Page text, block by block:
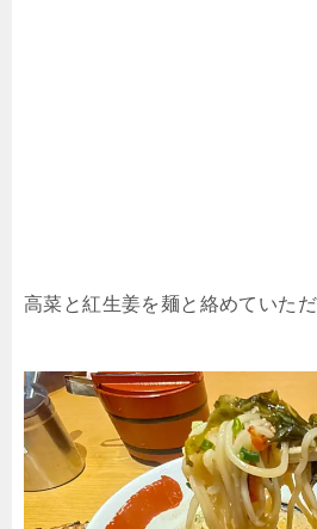
高菜と紅生姜を麺と絡めていただ